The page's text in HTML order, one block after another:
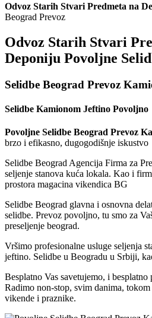
Odvoz Starih Stvari Predmeta na
Beograd Prevoz
Odvoz Starih Stvari
Deponiju Povoljne
Selidbe Beograd Prevoz
Selidbe Kamionom Jeftino Povoljno
Povoljne Selidbe Beograd Prevoz
brzo i efikasno, dugogodišnje iskustvo
Selidbe Beograd Agencija Firma za
seljenje stanova kuća lokala. Kao i
prostora magacina vikendica BG
Selidbe Beograd glavna i osnovna
selidbe. Prevoz povoljno, tu smo za
preseljenje beograd.
Vršimo profesionalne usluge seljenja
jeftino. Selidbe u Beogradu u Srbiji,
Besplatno Vas savetujemo, i
Radimo non-stop, svim danima,
vikende i praznike.